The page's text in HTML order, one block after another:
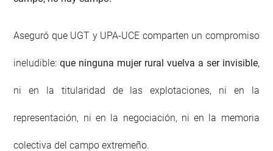
Aseguró que UGT y UPA-UCE comparten un compromiso
ineludible:que ninguna mujer rural vuelva a ser invisible,
ni en la titularidad de las explotaciones, ni en la
representación, ni en la negociación, ni en la memoria
colectiva del campo extremeño.